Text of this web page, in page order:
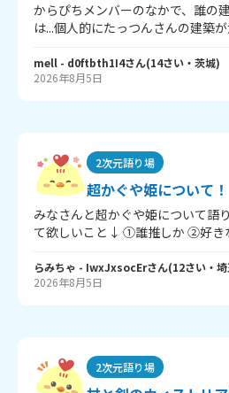
からぴちメンバーのなかで、誰の
は...個人的にたっつんさんの建築
いんです！(ミミッキュが一番好き) 別観点なら...のあさん
は、シェアハウスマイクラでつく
の建築全部好きです ちなみに建築バトル、どの回が好きで
すか？ 私は電車づくり対決とかですかねー 回
願いします！
mell - d0ftbth1I4さん(14さい・ 茨城)
2026年8月5日
2次元語り場
超かぐや姫について！
みなさんと超かぐや姫について語
て欲しいこと↓ ①誰推しか ②好き
好き！ ②星降る海かなー歌ってみ
ンリーユニバース！ ③映像がとて
高！！！
らみちゃ - IwxJxsocErさん(12さい・
2026年8月5日
2次元語り場